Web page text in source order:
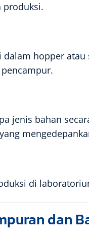
produksi.
hopper
jenis bahan
di
dan